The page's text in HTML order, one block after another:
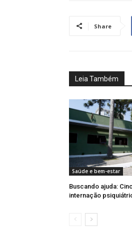
Share
Leia Também
Saúde e bem-estar
Buscando ajuda:
internação